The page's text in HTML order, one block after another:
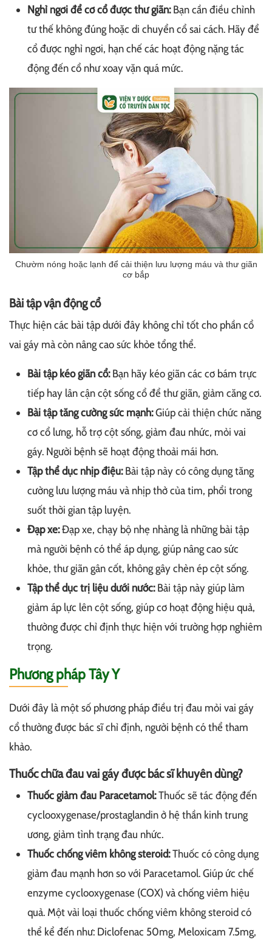
Nghỉ ngơi để cơ cổ được thư giãn:Bạn cần điều chỉnh
tư thế không đúng hoặc di chuyển cổ sai cách. Hãy để
cổ được nghỉ ngơi, hạn chế các hoạt động nặng tác
động đến cổ như xoay vặn quá mức.
Chườm nóng hoặc lạnh để cải thiện lưu lượng máu và thư giãn
cơ bắp
Bài tập vận động cổ
Thực hiện các bài tập dưới đây không chỉ tốt cho phần cổ
vai gáy mà còn nâng cao sức khỏe tổng thể.
Bài tập kéo giãn cổ:Bạn hãy kéo giãn các cơ bám trực
tiếp hay lân cận cột sống cổ để thư giãn, giảm căng cơ.
Bài tập tăng cường sức mạnh:Giúp cải thiện chức năng
cơ cổ lưng, hỗ trợ cột sống, giảm đau nhức, mỏi vai
gáy. Người bệnh sẽ hoạt động thoải mái hơn.
Tập thể dục nhịp điệu:Bài tập này có công dụng tăng
cường lưu lượng máu và nhịp thở của tim, phổi trong
suốt thời gian tập luyện.
Đạp xe:Đạp xe, chạy bộ nhẹ nhàng là những bài tập
mà người bệnh có thể áp dụng, giúp nâng cao sức
khỏe, thư giãn gân cốt, không gây chèn ép cột sống.
Tập thể dục trị liệu dưới nước:Bài tập này giúp làm
giảm áp lực lên cột sống, giúp cơ hoạt động hiệu quả,
thường được chỉ định thực hiện với trường hợp nghiêm
trọng.
Phương pháp Tây Y
Dưới đây là một số phương pháp điều trị đau mỏi vai gáy
cổ thường được bác sĩ chỉ định, người bệnh có thể tham
khảo.
Thuốc chữa đau vai gáy được bác sĩ khuyên dùng?
Thuốc giảm đau Paracetamol:Thuốc sẽ tác động đến
cyclooxygenase/prostaglandin ở hệ thần kinh trung
ương, giảm tình trạng đau nhức.
Thuốc chống viêm không steroid:Thuốc có công dụng
giảm đau mạnh hơn so với Paracetamol. Giúp ức chế
enzyme cyclooxygenase (COX) và chống viêm hiệu
quả. Một vài loại thuốc chống viêm không steroid có
thể kể đến như: Diclofenac 50mg, Meloxicam 7.5mg,